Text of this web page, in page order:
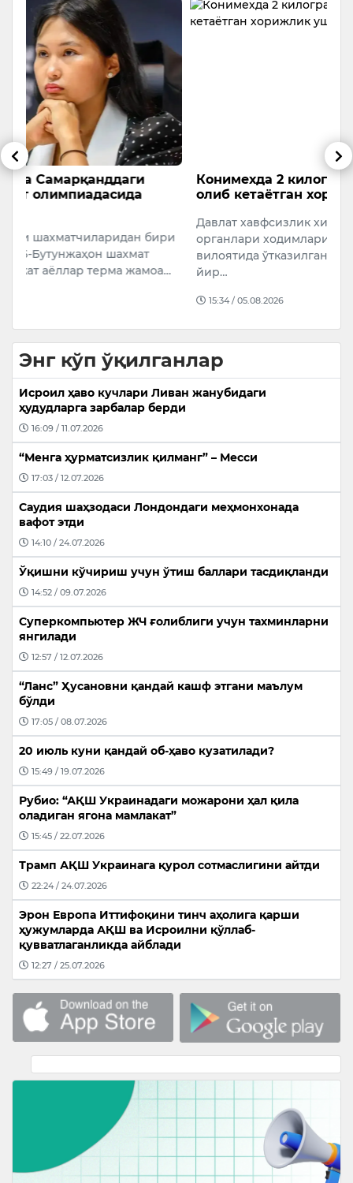
Конимехда 2 килограммдан ортиқ опий
олиб кетаётган хорижлик ушланди
Давлат хавфсизлик хизмати ва Божхона
органлари ходимлари ҳамкорлигида Навоий
вилоятида ўтказилган тезкор тадбир давомида
йир…
Энг кўп ўқилганлар
Исроил ҳаво кучлари Ливан жанубидаги
ҳудудларга зарбалар берди
16:09 / 11.07.2026
“Менга ҳурматсизлик қилманг” – Месси
17:03 / 12.07.2026
Саудия шаҳзодаси Лондондаги меҳмонхонада
вафот этди
14:10 / 24.07.2026
Ўқишни кўчириш учун ўтиш баллари тасдиқланди
14:52 / 09.07.2026
Суперкомпьютер ЖЧ ғолиблиги учун тахминларни
янгилади
12:57 / 12.07.2026
“Ланс” Ҳусановни қандай кашф этгани маълум
бўлди
17:05 / 08.07.2026
20 июль куни қандай об-ҳаво кузатилади?
15:49 / 19.07.2026
Рубио: “АҚШ Украинадаги можарони ҳал қила
оладиган ягона мамлакат”
15:45 / 22.07.2026
Трамп АҚШ Украинага қурол сотмаслигини айтди
22:24 / 24.07.2026
Эрон Европа Иттифоқини тинч аҳолига қарши
ҳужумларда АҚШ ва Исроилни қўллаб-
қувватлаганликда айблади
12:27 / 25.07.2026